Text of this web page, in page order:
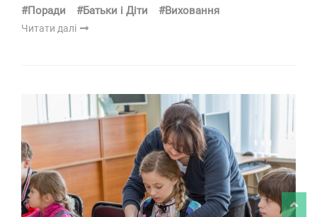
#Поради #Батьки і Діти #Виховання
Читати далі